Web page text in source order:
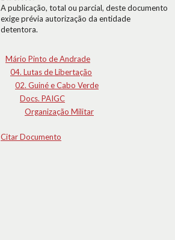
A publicação, total ou parcial, deste documento
exige prévia autorização da entidade
detentora.
Mário Pinto de Andrade
04. Lutas de Libertação
02. Guiné e Cabo Verde
Docs. PAIGC
Organização Militar
Citar Documento